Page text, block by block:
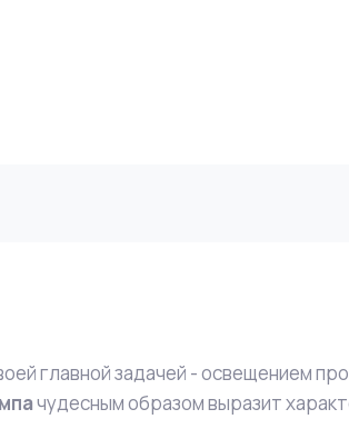
главной задачей - освещением
чудесным образом выразит